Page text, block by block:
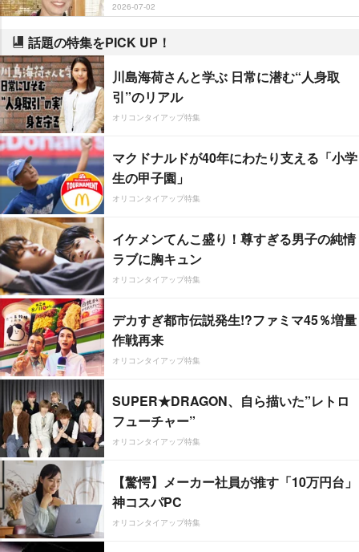
2026-07-02
話題の特集をPICK UP！
川島海荷さんと学ぶ 日常に潜む“人身取
引”のリアル
オリコンタイアップ特集
マクドナルドが40年にわたり支える「小学
生の甲子園」
オリコンタイアップ特集
イケメンてんこ盛り！尊すぎる男子の純情
ラブに胸キュン
オリコンタイアップ特集
デカすぎ都市伝説発生!?ファミマ45％増量
作戦再来
オリコンタイアップ特集
SUPER★DRAGON、自ら描いた”レトロ
フューチャー”
オリコンタイアップ特集
【驚愕】メーカー社員が推す「10万円台」
神コスパPC
オリコンタイアップ特集